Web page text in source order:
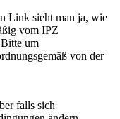
Link sieht man ja, wie
vom IPZ
um
von der
falls sich